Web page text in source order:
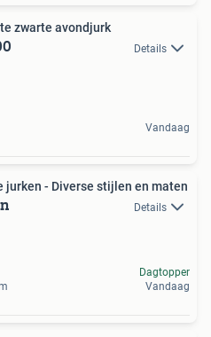
zwarte avondjurk
Details
Vandaag
jurken - Diverse stijlen en maten
Details
Dagtopper
Vandaag